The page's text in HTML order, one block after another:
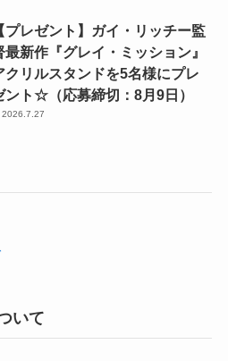
プレゼント】ガイ・リッチー監
最新作『グレイ・ミッション』
クリルスタンドを5名様にプレ
ント☆（応募締切：8月9日）
2026.7.27
いて